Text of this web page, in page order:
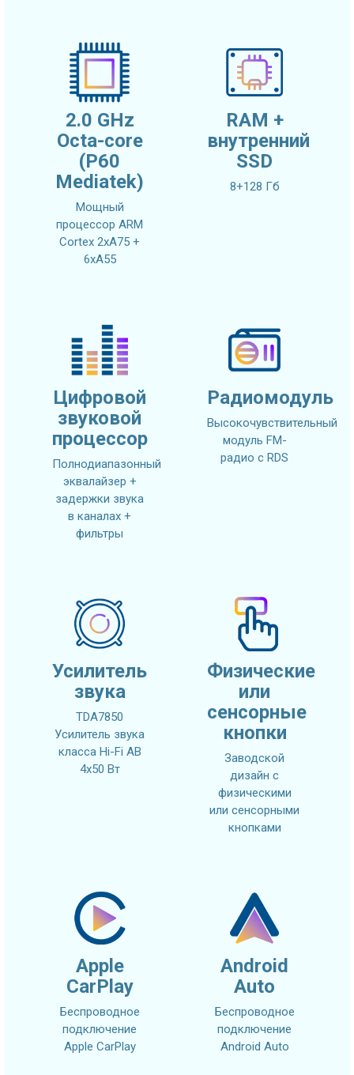
2.0 GHz
Octa-core
(P60
Mediatek)
Мощный
процессор ARM
Cortex 2xA75 +
6xA55
RAM +
внутренний
SSD
8+128 Гб
Цифровой
звуковой
процессор
Полнодиапазонный
эквалайзер +
задержки звука
в каналах +
фильтры
Радиомодуль
Высокочувствительный
модуль FM-
радио с RDS
Усилитель
звука
TDA7850
Усилитель звука
класса Hi-Fi AB
4x50 Вт
Физические
или
сенсорные
кнопки
Заводской
дизайн с
физическими
или сенсорными
кнопками
Apple
CarPlay
Беспроводное
подключение
Apple CarPlay
Android
Auto
Беспроводное
подключение
Android Auto